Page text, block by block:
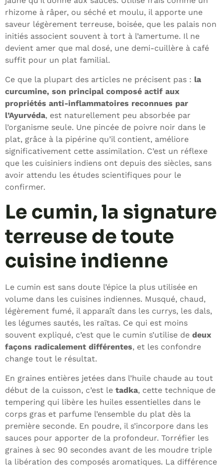
rhizome à râper, ou séché et moulu, il apporte une
saveur légèrement terreuse, boisée, que les palais non
initiés associent souvent à tort à l’amertume. Il ne
devient amer que mal dosé, une demi-cuillère à café
suffit pour un plat familial.
Ce que la plupart des articles ne précisent pas : la
curcumine, son principal composé actif aux
propriétés anti-inflammatoires reconnues par
l’Ayurvéda, est naturellement peu absorbée par
l’organisme seule. Une pincée de poivre noir dans le
plat, grâce à la pipérine qu’il contient, améliore
significativement cette assimilation. C’est un réflexe
que les cuisiniers indiens ont depuis des siècles, sans
avoir attendu les études scientifiques pour le
confirmer.
Le cumin, la signature
terreuse de toute
cuisine indienne
Le cumin est sans doute l’épice la plus utilisée en
volume dans les cuisines indiennes. Musqué, chaud,
légèrement fumé, il apparaît dans les currys, les dals,
les légumes sautés, les raïtas. Ce qui est moins
souvent expliqué, c’est que le cumin s’utilise de deux
façons radicalement différentes, et les confondre
change tout le résultat.
En graines entières jetées dans l’huile chaude au tout
début de la cuisson, c’est le tadka, cette technique de
tempering qui libère les huiles essentielles dans le
corps gras et parfume l’ensemble du plat dès la
première seconde. En poudre, il s’incorpore dans les
sauces pour apporter de la profondeur. Torréfier les
graines à sec 90 secondes avant de les moudre triple
la libération des composés aromatiques. La différence